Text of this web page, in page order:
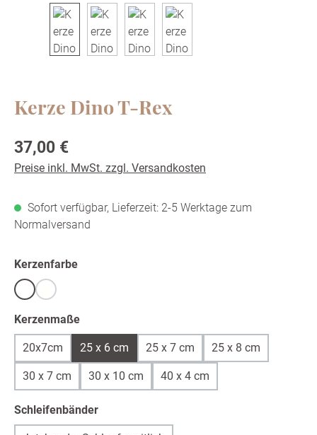
Kerze Dino T-Rex
Regulärer Preis:
37,00 €
Preise inkl. MwSt. zzgl. Versandkosten
Sofort verfügbar, Lieferzeit: 2-5 Werktage zum
Normalversand
Kerzenfarbeauswählen
Weißwarmweiß /ivory
(Diese Option ist zurzeit nicht verfügbar.)
Kerzenmaßeauswählen
20x7cm 25 x 6 cm 25 x 7 cm 25 x 8 cm
30 x 7 cm 30 x 10 cm 40 x 4 cm
Schleifenbänderauswählen